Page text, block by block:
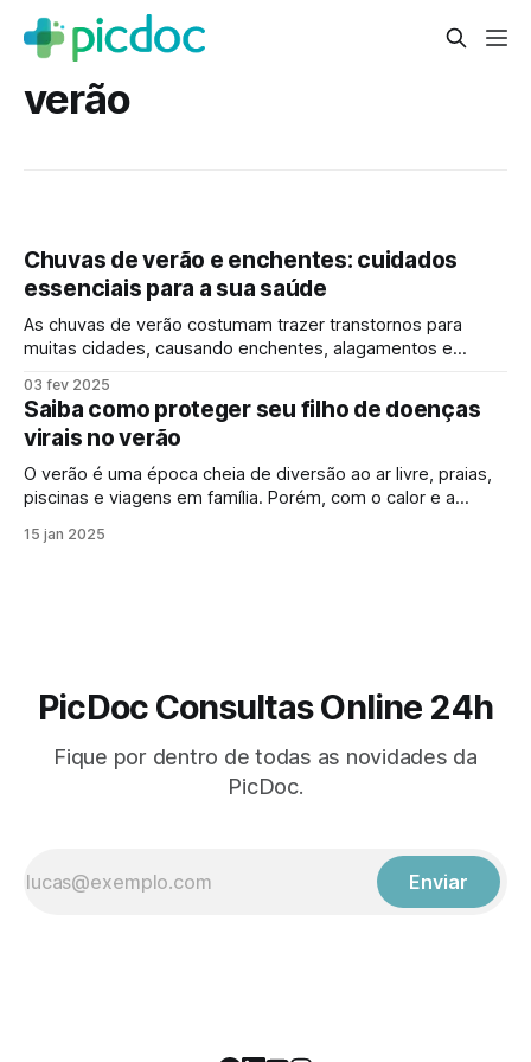
verão
Chuvas de verão e enchentes: cuidados
essenciais para a sua saúde
As chuvas de verão costumam trazer transtornos para
muitas cidades, causando enchentes, alagamentos e
risco de doenças transmissíveis e infecções. Por isso, é
fundamental adotar medidas preventivas para proteger sua
saúde e da sua família. Riscos das enchentes para a saúde
A
03 fev 2025
Saiba como proteger seu filho de doenças
virais no verão
O verão é uma época cheia de diversão ao ar livre, praias,
piscinas e viagens em família. Porém, com o calor e a
para se espalharem, especialmente entre as crianças.
15 jan 2025
PicDoc Consultas Online 24h
Fique por dentro de todas as novidades da
PicDoc.
Enviar